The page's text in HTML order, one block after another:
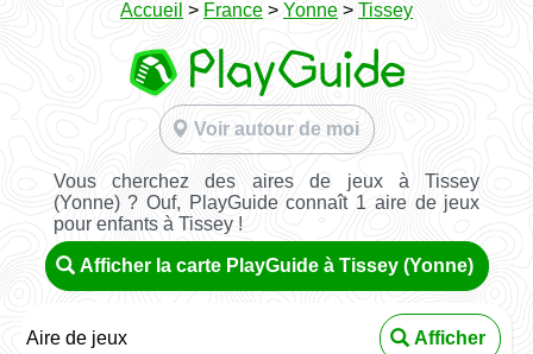
Accueil > France > Yonne > Tissey
Voir autour de moi
Vous cherchez des aires de jeux à Tissey
(Yonne) ? Ouf, PlayGuide connaît 1 aire de jeux
pour enfants à Tissey !
Afficher la carte PlayGuide à Tissey (Yonne)
Aire de jeux Afficher